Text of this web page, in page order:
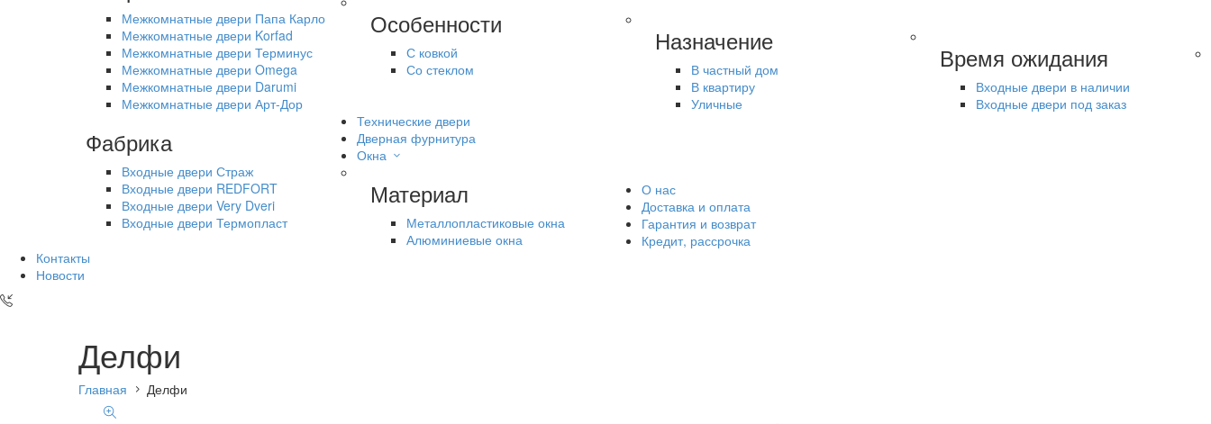
Межкомнатные двери Папа Карло
Межкомнатные двери Korfad
Межкомнатные двери Терминус
Межкомнатные двери Omega
Межкомнатные двери Darumi
Межкомнатные двери Арт-Дор
Особенности
С ковкой
Со стеклом
Назначение
В частный дом
В квартиру
Уличные
Время ожидания
Входные двери в наличии
Входные двери под заказ
Фабрика
Входные двери Страж
Входные двери REDFORT
Входные двери Very Dveri
Входные двери Термопласт
Технические двери
Дверная фурнитура
Окна
Материал
Металлопластиковые окна
Алюминиевые окна
О нас
Доставка и оплата
Гарантия и возврат
Кредит, рассрочка
Контакты
Новости
Делфи
Главная Делфи